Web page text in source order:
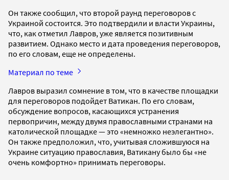
Он также сообщил, что второй раунд переговоров с
Украиной состоится. Это подтвердили и власти Украины,
что, как отметил Лавров, уже является позитивным
развитием. Однако место и дата проведения переговоров,
по его словам, еще не определены.
Материал по теме
Лавров выразил сомнение в том, что в качестве площадки
для переговоров подойдет Ватикан. По его словам,
обсуждение вопросов, касающихся устранения
первопричин, между двумя православными странами на
католической площадке — это «немножко неэлегантно».
Он также предположил, что, учитывая сложившуюся на
Украине ситуацию православия, Ватикану было бы «не
очень комфортно» принимать переговоры.